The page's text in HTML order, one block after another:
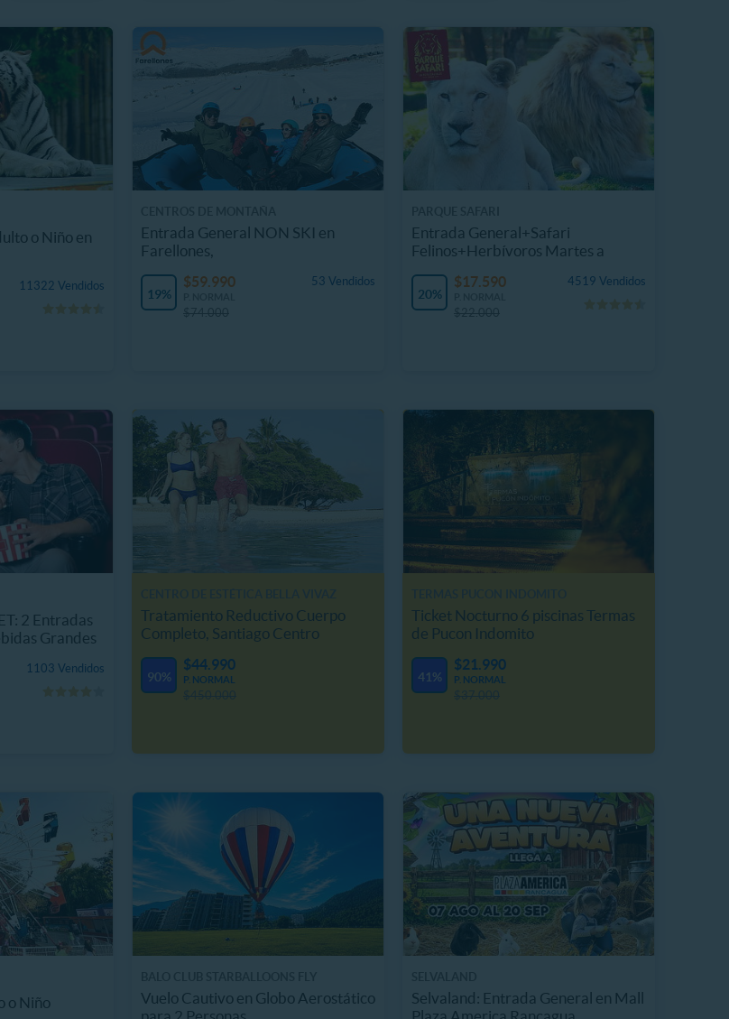
o Niño en
11322 Vendidos
Entrada General NON SKI en
Farellones,
19%
53 Vendidos
$59.990
Entrada General+Safari
Felinos+Herbívoros Martes a
20%
4519 Vendidos
$17.590
2 Entradas
Grandes
1103 Vendidos
Tratamiento Reductivo Cuerpo
Completo, Santiago Centro
90%
$44.990
P. NORMAL
Ticket Nocturno 6 piscinas Termas
de Pucon Indomito
41%
$21.990
P. NORMAL
o Niño
Vuelo Cautivo en Globo Aerostático
Selvaland: Entrada General en Mall